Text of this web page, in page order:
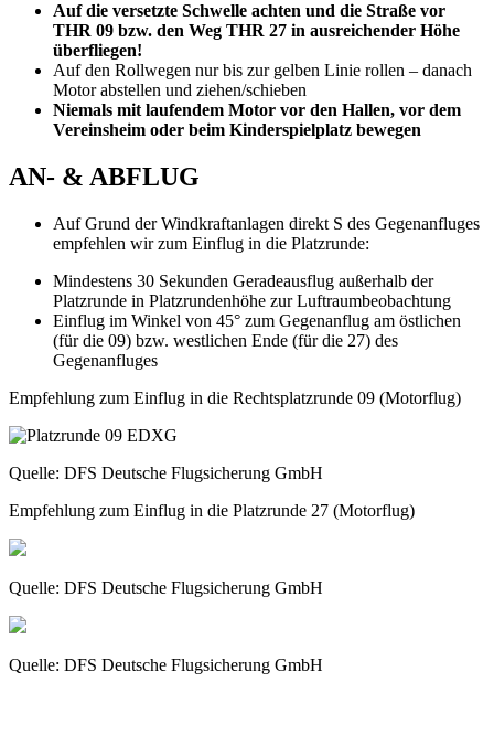
Auf die versetzte Schwelle achten und die Straße vor
THR 09 bzw. den Weg THR 27 in ausreichender Höhe
überfliegen!
Auf den Rollwegen nur bis zur gelben Linie rollen – danach
Motor abstellen und ziehen/schieben
Niemals mit laufendem Motor vor den Hallen, vor dem
Vereinsheim oder beim Kinderspielplatz bewegen
AN- & ABFLUG
Auf Grund der Windkraftanlagen direkt S des Gegenanfluges
empfehlen wir zum Einflug in die Platzrunde:
Mindestens 30 Sekunden Geradeausflug außerhalb der
Platzrunde in Platzrundenhöhe zur Luftraumbeobachtung
Einflug im Winkel von 45° zum Gegenanflug am östlichen
(für die 09) bzw. westlichen Ende (für die 27) des
Gegenanfluges
Empfehlung zum Einflug in die Rechtsplatzrunde 09 (Motorflug)
Quelle: DFS Deutsche Flugsicherung GmbH
Empfehlung zum Einflug in die Platzrunde 27 (Motorflug)
Quelle: DFS Deutsche Flugsicherung GmbH
Quelle: DFS Deutsche Flugsicherung GmbH